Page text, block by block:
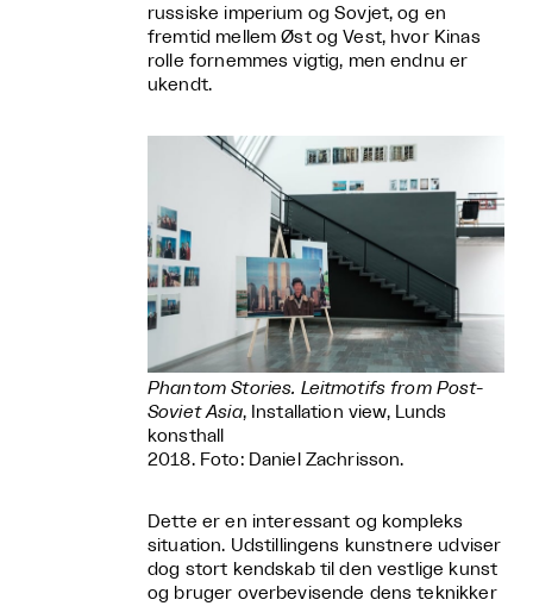
russiske imperium og Sovjet, og en
fremtid mellem Øst og Vest, hvor Kinas
rolle fornemmes vigtig, men endnu er
ukendt.
Phantom Stories. Leitmotifs from Post-
Soviet Asia, Installation view, Lunds
konsthall
2018. Foto: Daniel Zachrisson.
Dette er en interessant og kompleks
situation. Udstillingens kunstnere udviser
dog stort kendskab til den vestlige kunst
og bruger overbevisende dens teknikker